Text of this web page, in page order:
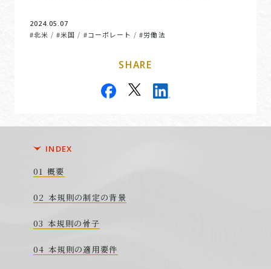
2024.05.07
#北米 / #米国 / #コーポレート /#労働法
SHARE
INDEX
概要
本規則の制定の背景
本規則の骨子
本規則の適用要件